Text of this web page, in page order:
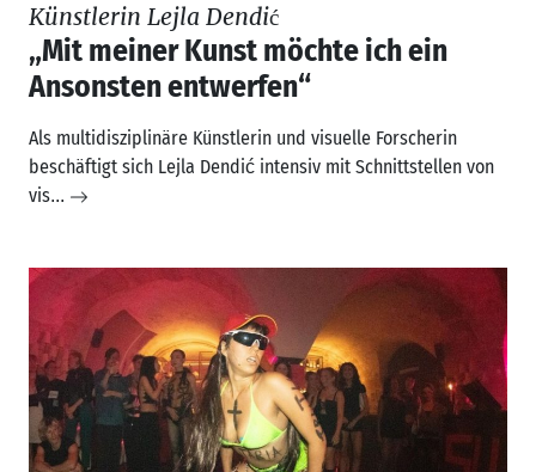
Künstlerin Lejla Dendić
„Mit meiner Kunst möchte ich ein
Ansonsten entwerfen“
Als multidisziplinäre Künstlerin und visuelle Forscherin
beschäftigt sich Lejla Dendić intensiv mit Schnittstellen von
vis...